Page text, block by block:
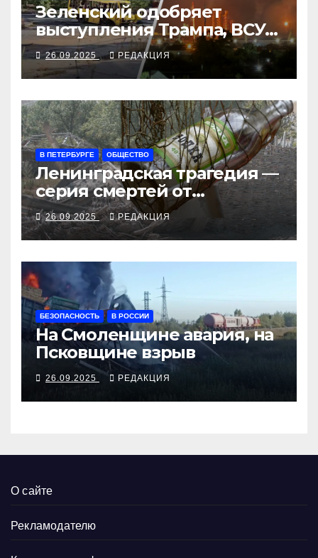
Зеленский одобряет
выступления Трампа, ВСУ
закрыли Добропольский
рубеж
26.09.2025 РЕДАКЦИЯ
В ПЕТЕРБУРГЕ ОБЩЕСТВО
Ленинградская трагедия —
серия смертей от
алкосуррогата
26.09.2025 РЕДАКЦИЯ
БЕЗОПАСНОСТЬ В РОССИИ
На Смоленщине авария, на
Псковщине взрыв
26.09.2025 РЕДАКЦИЯ
О сайте
Рекламодателю